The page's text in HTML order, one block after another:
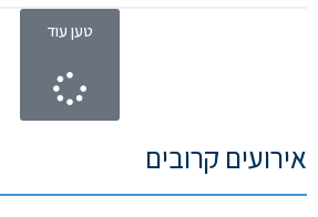
טען עוד
אירועים קרובים